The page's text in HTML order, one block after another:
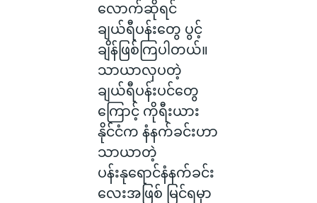
လောက်ဆိုရင်
ချယ်ရီပန်းတွေ ပွင့်
ချိန်ဖြစ်ကြပါတယ်။
သာယာလှပတဲ့
ချယ်ရီပန်းပင်တွေ
ကြောင့် ကိုရီးယား
နိုင်ငံက နံနက်ခင်းဟာ
သာယာတဲ့
ပန်းနုရောင်နံနက်ခင်း
လေးအဖြစ် မြင်ရမှာ